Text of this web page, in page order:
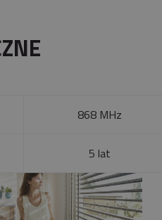
868 MHz
5 lat